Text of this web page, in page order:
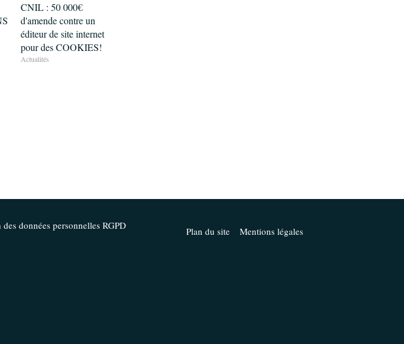
CNIL : 50 000€
d'amende contre un
éditeur de site internet
pour des COOKIES!
Actualités
données personnelles RGPD Plan du site Mentions légales
vos préférences pour contrôler la manière dont vos informations sont manipulées.